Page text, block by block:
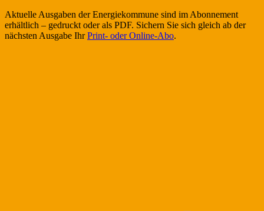
Aktuelle Ausgaben der Energiekommune sind im Abonnement
erhältlich – gedruckt oder als PDF. Sichern Sie sich gleich ab der
nächsten Ausgabe IhrPrint- oder Online-Abo.